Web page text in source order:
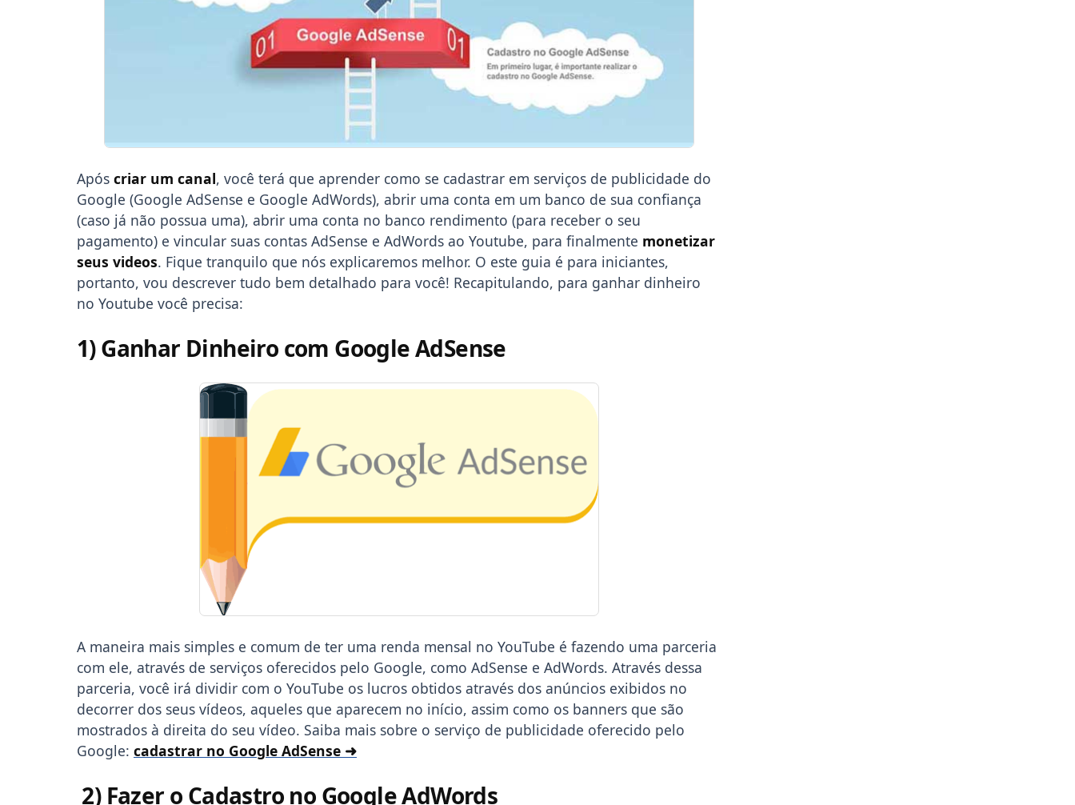
Após criar um canal, você terá que aprender como se cadastrar em serviços de publicidade do
Google (Google AdSense e Google AdWords), abrir uma conta em um banco de sua confiança
(caso já não possua uma), abrir uma conta no banco rendimento (para receber o seu
pagamento) e vincular suas contas AdSense e AdWords ao Youtube, para finalmente monetizar
seus videos. Fique tranquilo que nós explicaremos melhor. O este guia é para iniciantes,
portanto, vou descrever tudo bem detalhado para você! Recapitulando, para ganhar dinheiro
no Youtube você precisa:
1) Ganhar Dinheiro com Google AdSense
A maneira mais simples e comum de ter uma renda mensal no YouTube é fazendo uma parceria
com ele, através de serviços oferecidos pelo Google, como AdSense e AdWords. Através dessa
parceria, você irá dividir com o YouTube os lucros obtidos através dos anúncios exibidos no
decorrer dos seus vídeos, aqueles que aparecem no início, assim como os banners que são
mostrados à direita do seu vídeo. Saiba mais sobre o serviço de publicidade oferecido pelo
Google: cadastrar no Google AdSense ➜
2) Fazer o Cadastro no Google AdWords